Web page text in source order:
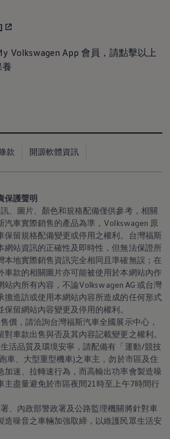
證中古車購車優惠
優惠
證
惠
南
戶財務服務
檢查
彈性保養
支援
檢服務
件
內裝
漆面
底盤
輪胎
油品
畫
屬禮遇
遇
圖資
Volkswagen App 會員，請點擊以上
款 開源軟體資訊
保護聲明
、圖片、顏色和規格配備僅供參考，相關
汽車實際銷售的產品為準 ， Volkswagen 原
保留規格配備變更或停用之權利。台灣福斯
網站資訊的正確性及即時性，但無法保證所
本地實際銷售資訊完全相同且準確無誤；在
車款的相關圖片亦可能被使用於本網站內作
站內所有內容，不論Volkswagen AG 或台灣
擔造訪或使用本網站內容所造成的任何形式
保留網站內容變更及停用的權利。
價，請洽詢台灣福斯汽車全國展示中心，
對車款出售與否及其內容記載變更之權利。
活品質及環境安寧，請配備有「運動/競技
車、大型重型機車)之車主，勿於市區及住
加速、拉轉速行為，而高輸出功率會製造噪
主盡量避免於市區夜間21時至上午7時間行
、內政部警政署及公路監理機關將針對車
造噪音之車輛加強取締，以維護民眾生活安